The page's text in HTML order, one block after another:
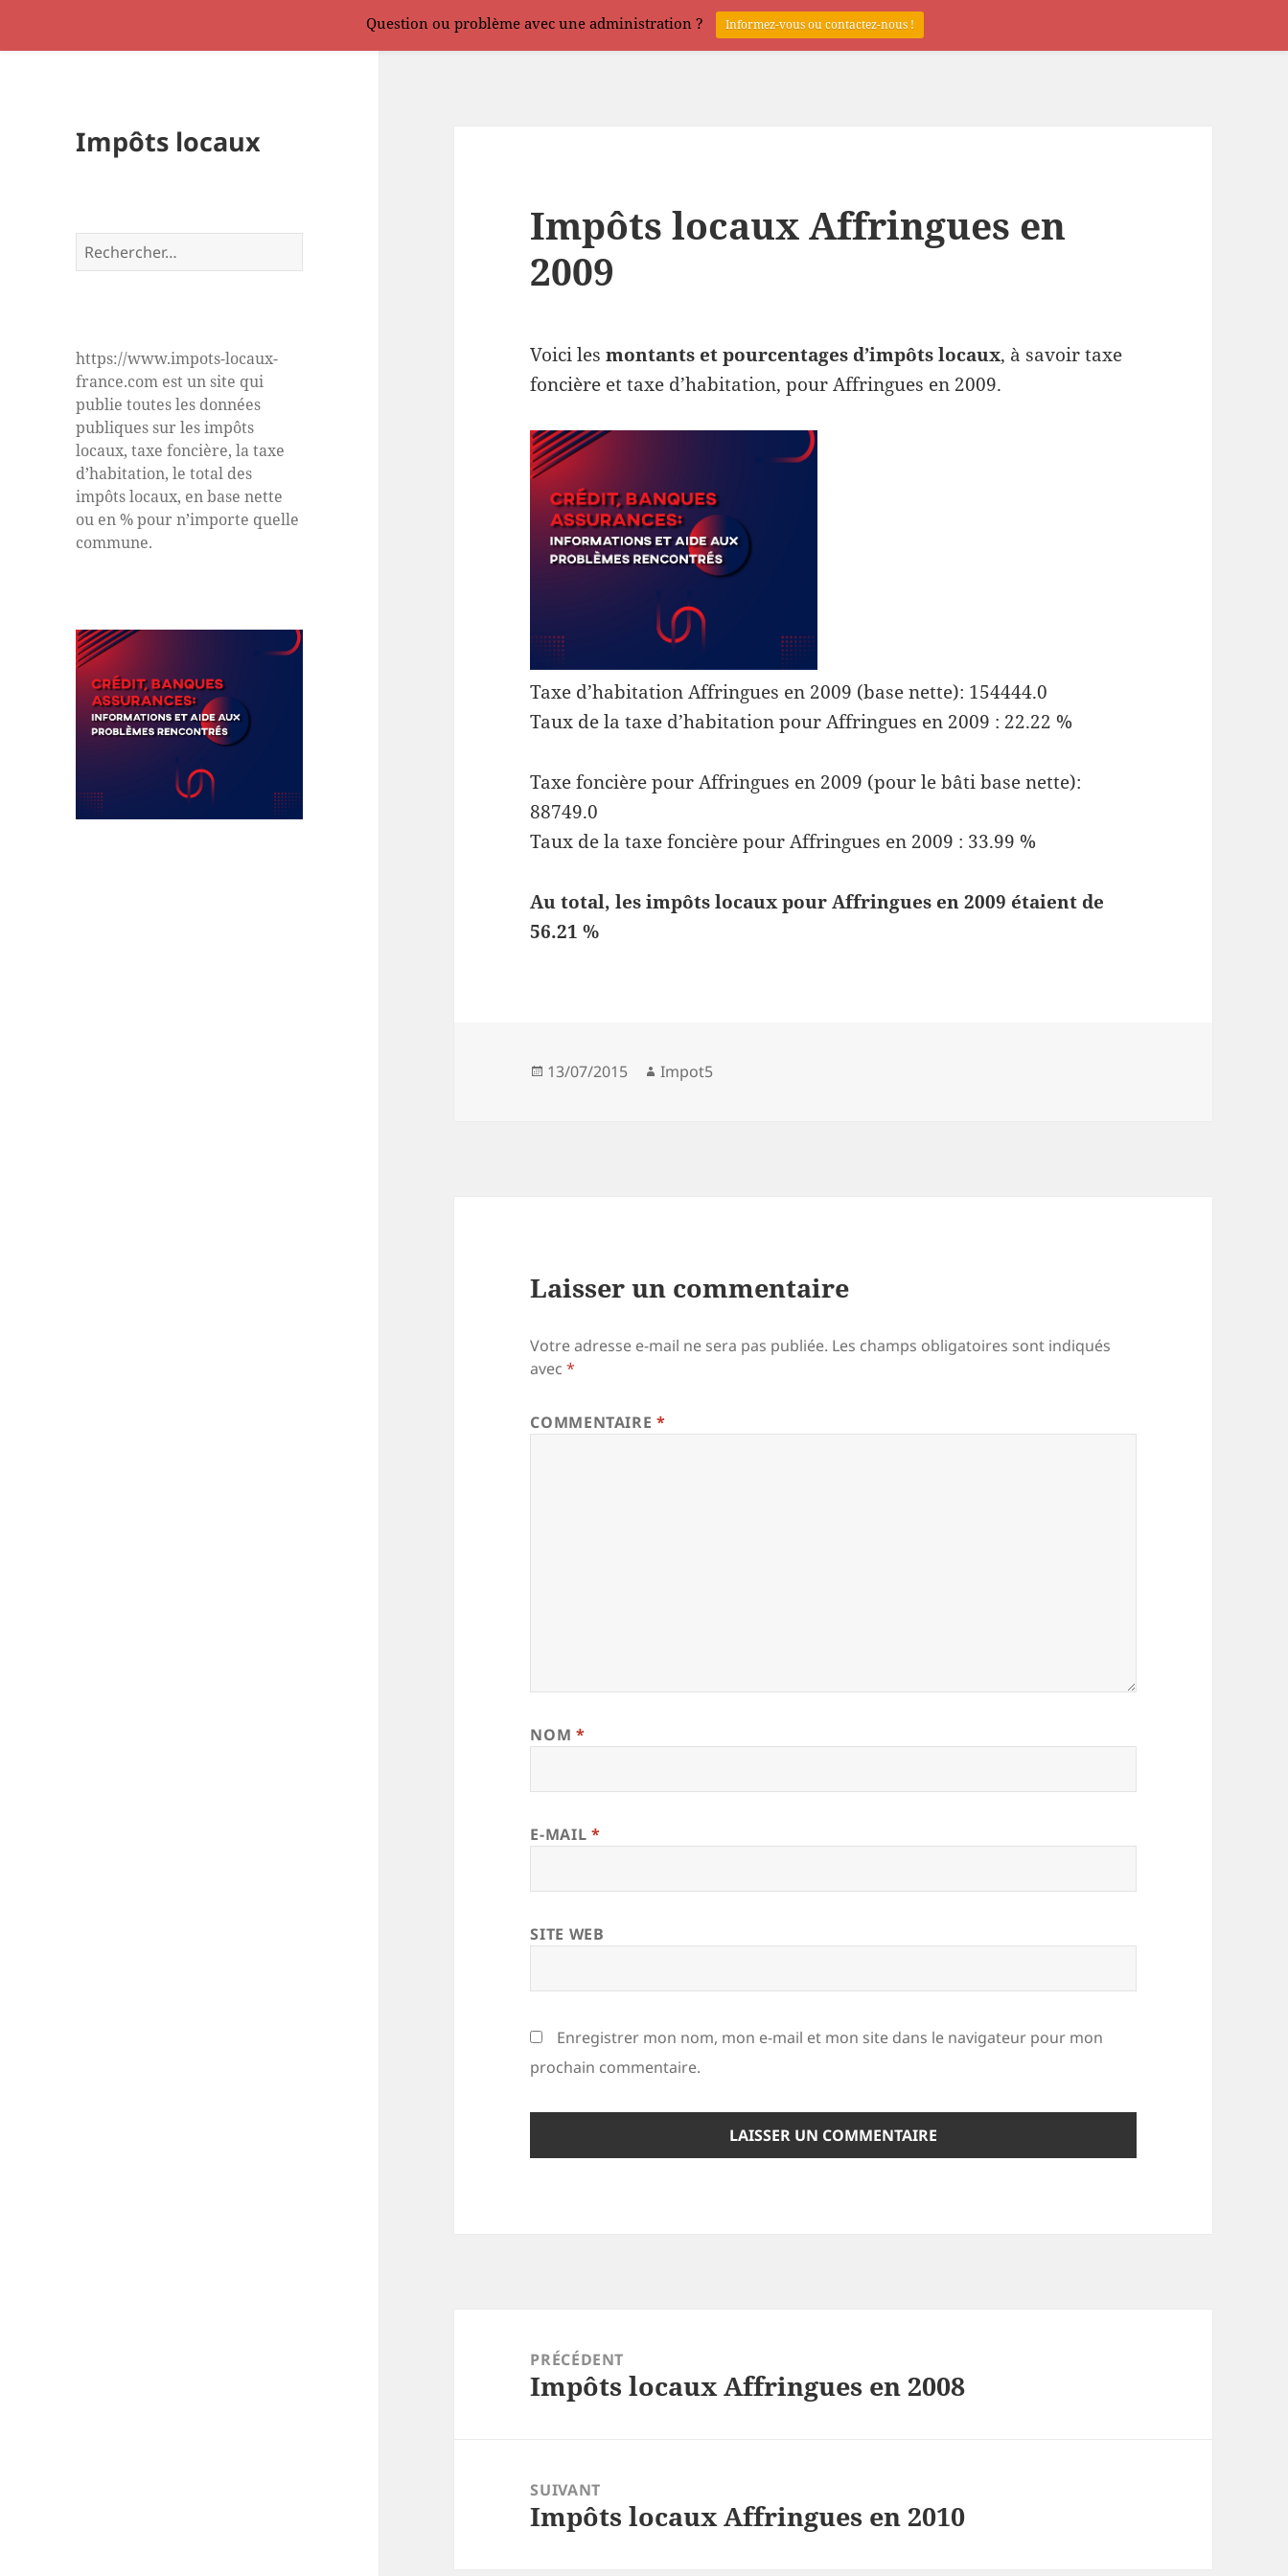
Impôts locaux
Rechercher :
https://www.impots-locaux-
france.com est un site qui
publie toutes les données
publiques sur les impôts
locaux, taxe foncière, la taxe
d’habitation, le total des
impôts locaux, en base nette
ou en % pour n’importe quelle
commune.
Impôts locaux Affringues en
2009
Voici lesmontants et pourcentages d’impôts locaux, à savoir taxe
foncière et taxe d’habitation, pour Affringues en 2009.
Taxe d’habitation Affringues en 2009 (base nette): 154444.0
Taux de la taxe d’habitation pour Affringues en 2009 : 22.22 %
Taxe foncière pour Affringues en 2009 (pour le bâti base nette):
88749.0
Taux de la taxe foncière pour Affringues en 2009 : 33.99 %
Au total, les impôts locaux pour Affringues en 2009 étaient de
56.21 %
Publié
13/07/2015 Auteur
Impot5
Laisser un commentaire
Votre adresse e-mail ne sera pas publiée. Les champs obligatoires sont indiqués
avec*
COMMENTAIRE*
NOM *
E-MAIL *
SITE WEB
Enregistrer mon nom, mon e-mail et mon site dans le navigateur pour mon
prochain commentaire.
PRÉCÉDENT
Article
Impôts locaux Affringues en 2008
SUIVANT
Article
Impôts locaux Affringues en 2010
Question ou problème avec une administration ? Informez-vous ou contactez-nous !